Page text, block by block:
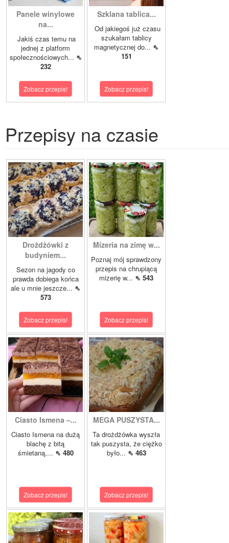
Panele winylowe
na...
Jakiś czas temu na
jednej z platform
społecznościowych... ⇖
232
Zobacz przepis!
Szklana tablica...
Od jakiegoś już czasu
szukałam tablicy
magnetycznej do... ⇖
151
Zobacz przepis!
Przepisy na czasie
Drożdżówki z
budyniem...
Sezon na jagody co
prawda dobiega końca
ale u mnie jeszcze... ⇖
573
Zobacz przepis!
Mizeria na zimę w...
Poznaj mój sprawdzony
przepis na chrupiącą
mizerię w... ⇖ 543
Zobacz przepis!
Ciasto Ismena –...
Ciasto Ismena na dużą
blachę z bitą
śmietaną,... ⇖ 480
Zobacz przepis!
MEGA PUSZYSTA...
Ta drożdżówka wyszła
tak puszysta, że ciężko
było... ⇖ 463
Zobacz przepis!